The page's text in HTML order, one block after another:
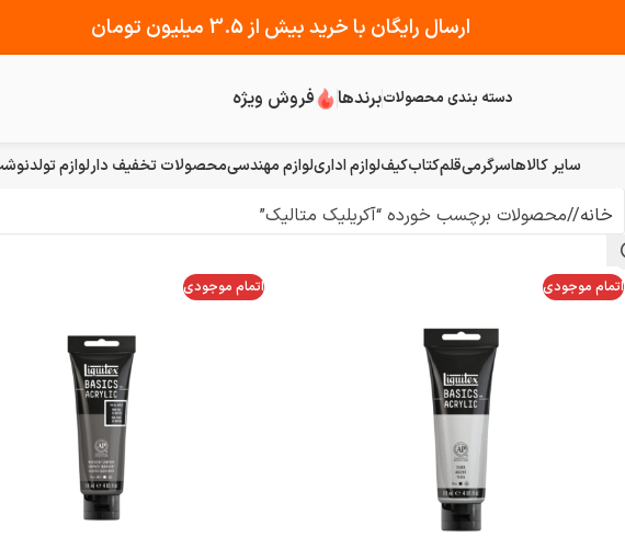
ارسال رایگان با خرید بیش از 3.5 میلیون تومان
دسته بندی محصولاتبرندها فروش ویژه
سایر کالاهاسرگرمیقلمکتابکیفلوازم اداریلوازم مهندسیمحصولات تخفیف دارلوازم تولد
خانه/ محصولات برچسب خورده “آکریلیک متالیک”
اتمام موجودی اتمام موجودی